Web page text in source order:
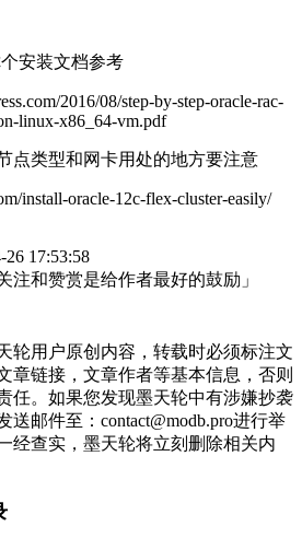
安装文档参考
2016/08/step-by-step-oracle-rac-
linux-x86_64-vm.pdf
点类型和网卡用处的地方要注意
install-oracle-12c-flex-cluster-easily/
17:53:58
注和赞赏是给作者最好的鼓励」
轮用户原创内容，转载时必须标注文
章链接，文章作者等基本信息，否则
任。如果您发现墨天轮中有涉嫌抄袭
邮件至：contact@modb.pro进行举
经查实，墨天轮将立刻删除相关内